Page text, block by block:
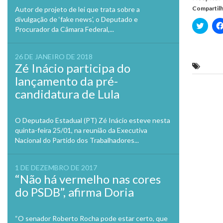
Autor de projeto de lei que trata sobre a
divulgação de ‘fake news’, o Deputado e
Procurador da Câmara Federal,...
26 DE JANEIRO DE 2018
Zé Inácio participa do
lançamento da pré-
candidatura de Lula
O Deputado Estadual (PT) Zé Inácio esteve nesta
quinta-feira 25/01, na reunião da Executiva
Nacional do Partido dos Trabalhadores...
1 DE DEZEMBRO DE 2017
“Não há vermelho nas cores
do PSDB”, afirma Doria
“O senador Roberto Rocha pode estar certo, que
Clique
para